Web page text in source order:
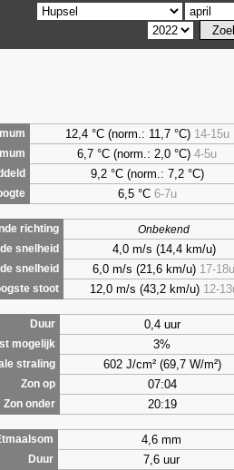
12,4 °C (norm.: 11,7 °C) 14-15u
6,7 °C (norm.: 2,0 °C) 4-5u
9,2°C (norm.: 7,2 °C)
6,5°C 6-7u
richting
Onbekend
snelheid
4,0 m/s (14,4 km/u)
snelheid 6,0 m/s (21,6 km/u) 17-18u
stoot 12,0 m/s (43,2 km/u) 12-
Duur 0,4 uur
mogelijk 3%
straling 602 J/cm² (69,7 W/m²)
Zon op 07:04
Zon onder 20:19
4,6 mm
Duur 7,6 uur